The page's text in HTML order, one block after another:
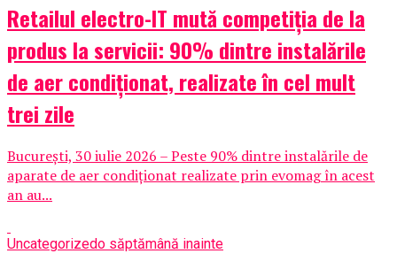
Retailul electro-IT mută competiția de la
produs la servicii: 90% dintre instalările
de aer condiționat, realizate în cel mult
trei zile
București, 30 iulie 2026 – Peste 90% dintre instalările de
aparate de aer condiționat realizate prin evomag în acest
an au...
Uncategorizedo săptămână inainte